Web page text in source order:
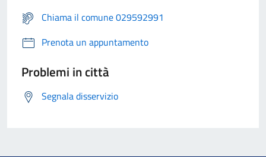
Chiama il comune 029592991
Prenota un appuntamento
Problemi in città
Segnala disservizio